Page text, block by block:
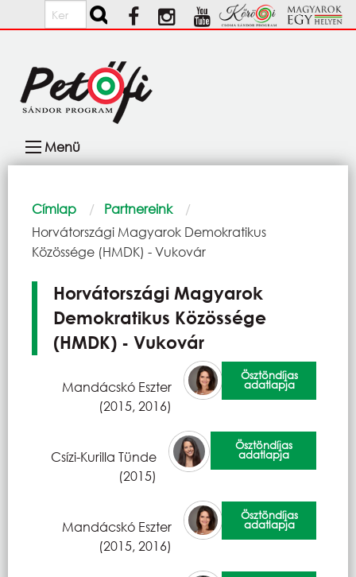
Ugrás a tartalomra
Keresés
navigáció
Menü
Morzsa
Címlap
Partnereink
Current:
Horvátországi Magyarok Demokratikus
Közössége (HMDK) - Vukovár
Horvátországi Magyarok
Demokratikus Közössége
(HMDK) - Vukovár
Mandácskó Eszter
(2015, 2016)
Ösztöndíjas
adatlapja
Csízi-Kurilla Tünde
(2015)
Ösztöndíjas
adatlapja
Mandácskó Eszter
(2015, 2016)
Ösztöndíjas
adatlapja